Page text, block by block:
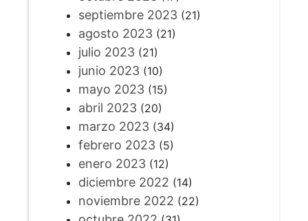
septiembre 2023(21)
agosto 2023(21)
julio 2023(21)
junio 2023(10)
mayo 2023(15)
abril 2023(20)
marzo 2023(34)
febrero 2023(5)
enero 2023(12)
diciembre 2022 (14)
noviembre 2022 (22)